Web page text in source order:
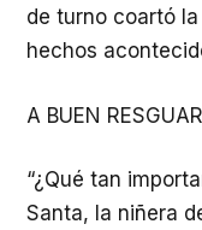
de turno coartó
hechos
A BUEN
“¿Qué tan
Santa, la niñera